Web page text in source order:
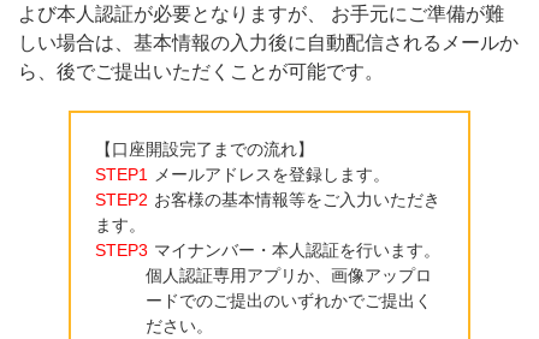
よび本人認証が必要となりますが、 お手元にご準備が難
しい場合は、基本情報の入力後に自動配信されるメールか
ら、後でご提出いただくことが可能です。
【口座開設完了までの流れ】
STEP1
メールアドレスを登録します。
STEP2 お客様の基本情報等をご入力いただき
ます。
STEP3 マイナンバー・本人認証を行います。
個人認証専用アプリか、画像アップロ
ードでのご提出のいずれかでご提出く
ださい。